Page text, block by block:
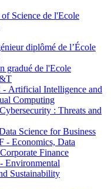
Science de l'Ecole
diplômé de l’École
gradué de l'Ecole
Artificial Intelligence and
Computing
: Threats and
Science for Business
- Economics, Data
Finance
Environmental
Sustainability